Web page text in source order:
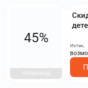
45%
ПРОМОКОД
Истек,